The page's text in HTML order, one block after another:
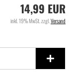
14,99 EUR
inkl. 19% MwSt. zzgl. Versand